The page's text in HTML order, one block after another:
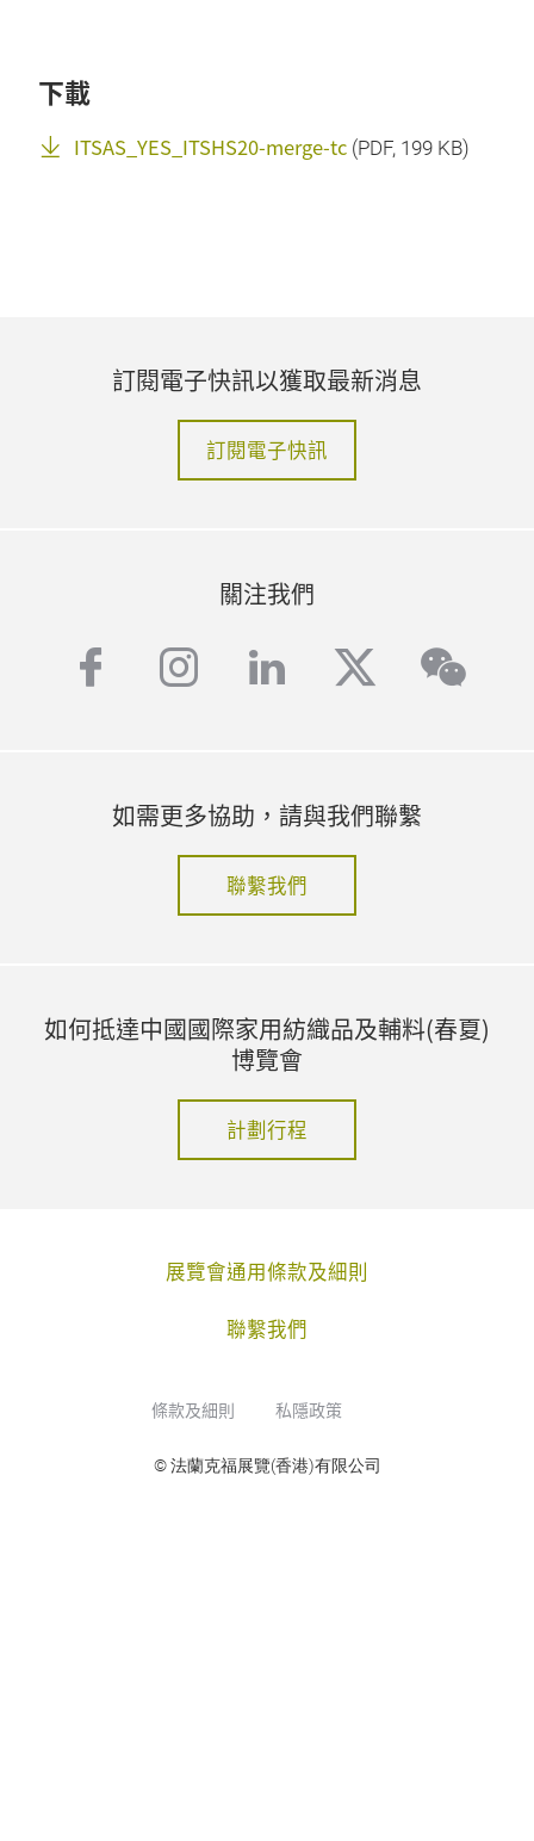
下載
ITSAS_YES_ITSHS20-merge-tc (PDF, 199 KB)
訂閱電子快訊以獲取最新消息
訂閱電子快訊
關注我們
facebook
instagram
linkedintwitter
如需更多協助，請與我們聯繫
聯繫我們
如何抵達中國國際家用紡織品及輔料(春夏)
博覽會
計劃行程
展覽會通用條款及細則
聯繫我們
條款及細則 私隱政策
© 法蘭克福展覽(香港)有限公司